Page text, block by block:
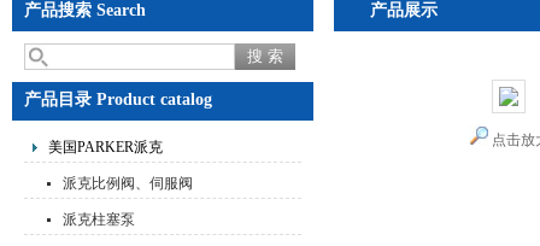
产品搜索 Search
产品目录 Product catalog
美国PARKER派克
派克比例阀、伺服阀
派克柱塞泵
产品展示
点击放